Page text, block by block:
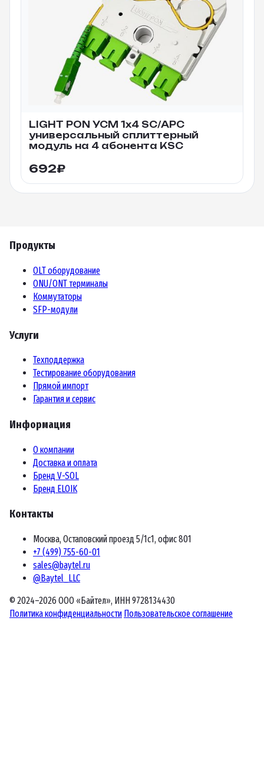
LIGHT PON УСМ 1х4 SC/APC
универсальный сплиттерный
модуль на 4 абонента KSC
692₽
Продукты
OLT оборудование
ONU/ONT терминалы
Коммутаторы
SFP-модули
Услуги
Техподдержка
Тестирование оборудования
Прямой импорт
Гарантия и сервис
Информация
О компании
Доставка и оплата
Бренд V-SOL
Бренд ELOIK
Контакты
Москва, Остаповский проезд 5/1с1, офис 801
+7 (499) 755-60-01
sales@baytel.ru
@Baytel_LLC
© 2024–2026 ООО «Байтел», ИНН 9728134430
Политика конфиденциальности Пользовательское соглашение